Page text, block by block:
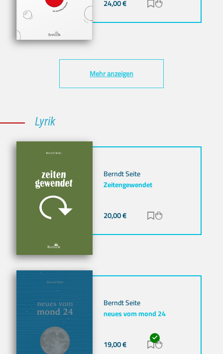
24,00€ Zur Merkliste
Mehr anzeigen
Lyrik
Berndt Seite
Zeitengewendet
20,00€ Zur Merkliste
Berndt Seite
neues vom mond 24
19,00€ Zur Merkliste